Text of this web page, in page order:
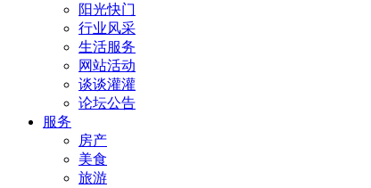
阳光快门
行业风采
生活服务
网站活动
谈谈灌灌
论坛公告
服务
房产
美食
旅游